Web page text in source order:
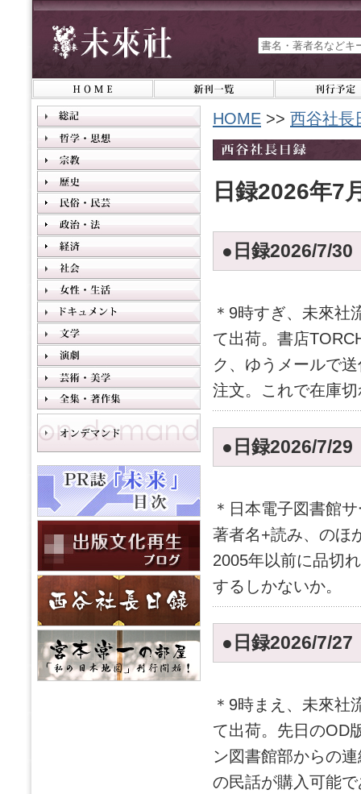
HOME >> 西谷社長
日録2026年7
●日録2026/7/30
＊9時すぎ、未來社
て出荷。書店
ク、ゆうメールで
注文。これで在庫
●日録2026/7/29
＊日本電子図書館
著者名+読み、のほ
2005年以前に品切
するしかないか。
●日録2026/7/27
＊9時まえ、未來社
て出荷。先日のOD
ン図書館部からの
の民話が購入可能